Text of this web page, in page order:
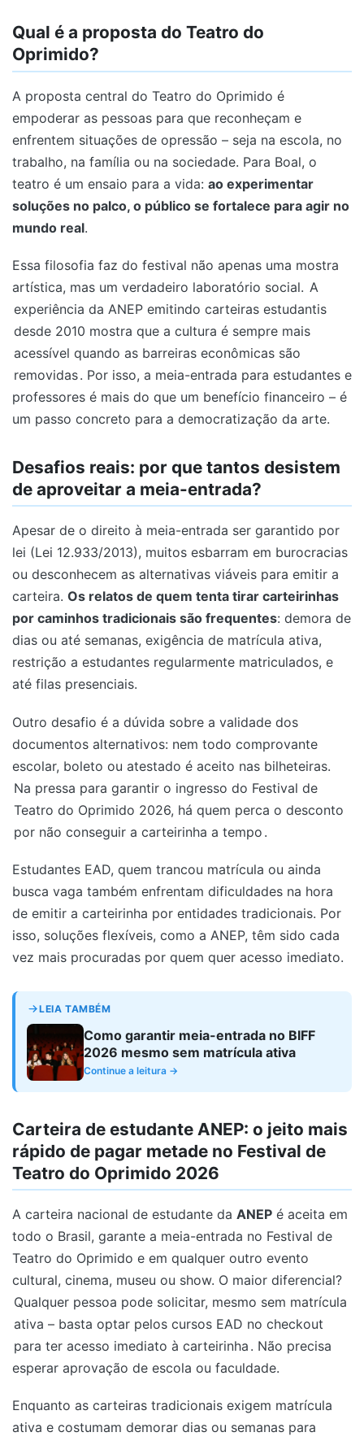
Qual é a proposta do Teatro do
Oprimido?
A proposta central do Teatro do Oprimido é
empoderar as pessoas para que reconheçam e
enfrentem situações de opressão – seja na escola, no
trabalho, na família ou na sociedade. Para Boal, o
teatro é um ensaio para a vida: ao experimentar
soluções no palco, o público se fortalece para agir no
mundo real.
Essa filosofia faz do festival não apenas uma mostra
artística, mas um verdadeiro laboratório social. A
experiência da ANEP emitindo carteiras estudantis
desde 2010 mostra que a cultura é sempre mais
acessível quando as barreiras econômicas são
removidas. Por isso, a meia-entrada para estudantes e
professores é mais do que um benefício financeiro – é
um passo concreto para a democratização da arte.
Desafios reais: por que tantos desistem
de aproveitar a meia-entrada?
Apesar de o direito à meia-entrada ser garantido por
lei (Lei 12.933/2013), muitos esbarram em burocracias
ou desconhecem as alternativas viáveis para emitir a
carteira. Os relatos de quem tenta tirar carteirinhas
por caminhos tradicionais são frequentes: demora de
dias ou até semanas, exigência de matrícula ativa,
restrição a estudantes regularmente matriculados, e
até filas presenciais.
Outro desafio é a dúvida sobre a validade dos
documentos alternativos: nem todo comprovante
escolar, boleto ou atestado é aceito nas bilheteiras.
Na pressa para garantir o ingresso do Festival de
Teatro do Oprimido 2026, há quem perca o desconto
por não conseguir a carteirinha a tempo .
Estudantes EAD, quem trancou matrícula ou ainda
busca vaga também enfrentam dificuldades na hora
de emitir a carteirinha por entidades tradicionais. Por
isso, soluções flexíveis, como a ANEP, têm sido cada
vez mais procuradas por quem quer acesso imediato.
LEIA TAMBÉM
Como garantir meia-entrada no BIFF
2026 mesmo sem matrícula ativa
Continue a leitura →
Carteira de estudante ANEP: o jeito mais
rápido de pagar metade no Festival de
Teatro do Oprimido 2026
A carteira nacional de estudante da ANEP é aceita em
todo o Brasil, garante a meia-entrada no Festival de
Teatro do Oprimido e em qualquer outro evento
cultural, cinema, museu ou show. O maior diferencial?
Qualquer pessoa pode solicitar, mesmo sem matrícula
ativa – basta optar pelos cursos EAD no checkout
para ter acesso imediato à carteirinha . Não precisa
esperar aprovação de escola ou faculdade.
Enquanto as carteiras tradicionais exigem matrícula
ativa e costumam demorar dias ou semanas para